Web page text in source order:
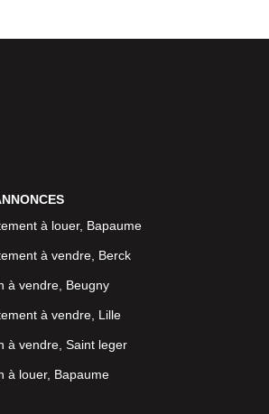
à louer, Bapaume
à vendre, Berck
à vendre, Beugny
à vendre, Lille
à vendre, Saint leger
à louer, Bapaume